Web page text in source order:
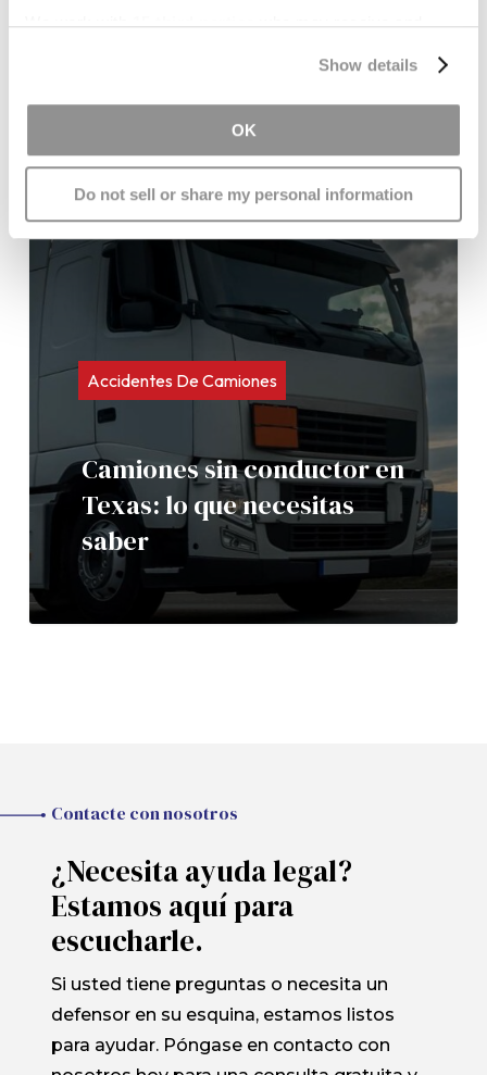
We work with15 third partieswho may receive and
Show details
OK
Do not sell or share my personal information
necesitas saber
Accidentes De Camiones
Camiones sin conductor en
Texas: lo que necesitas
saber
Contacte con nosotros
¿Necesita ayuda legal?
Estamos aquí para
escucharle.
Si usted tiene preguntas o necesita un
defensor en su esquina, estamos listos
para ayudar. Póngase en contacto con